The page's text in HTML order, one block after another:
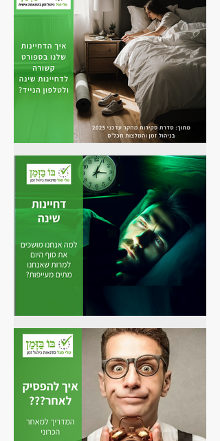
ארגונית תומכת
עייפים, מחוברים ולא מתאמנים?
כשהמיטה מחכה, אבל אנחנו לא
באים: מהי דחיינות שינה, ומה
עושים איתה?